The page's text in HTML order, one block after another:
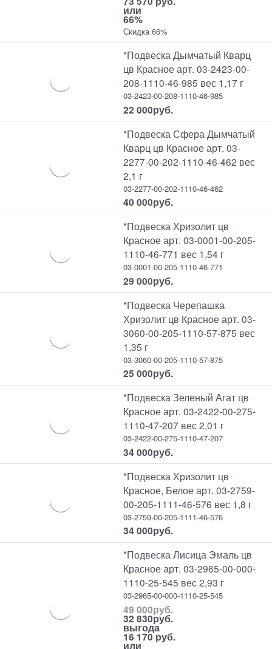
или
66%
Скидка 66%
*Подвеска Дымчатый Кварц
цв Красное арт. 03-2423-00-
208-1110-46-985 вес 1,17 г
03-2423-00-208-1110-46-985
22 000руб.
*Подвеска Сфера Дымчатый
Кварц цв Красное арт. 03-
2277-00-202-1110-46-462 вес
2,1 г
03-2277-00-202-1110-46-462
40 000руб.
*Подвеска Хризолит цв
Красное арт. 03-0001-00-205-
1110-46-771 вес 1,54 г
03-0001-00-205-1110-46-771
29 000руб.
*Подвеска Черепашка
Хризолит цв Красное арт. 03-
3060-00-205-1110-57-875 вес
1,35 г
03-3060-00-205-1110-57-875
25 000руб.
*Подвеска Зеленый Агат цв
Красное арт. 03-2422-00-275-
1110-47-207 вес 2,01 г
03-2422-00-275-1110-47-207
34 000руб.
*Подвеска Хризолит цв
Красное, Белое арт. 03-2759-
00-205-1111-46-576 вес 1,8 г
03-2759-00-205-1111-46-576
34 000руб.
*Подвеска Лисица Эмаль цв
Красное арт. 03-2965-00-000-
1110-25-545 вес 2,93 г
03-2965-00-000-1110-25-545
49 000руб.
32 830руб.
выгода
16 170 руб.
или